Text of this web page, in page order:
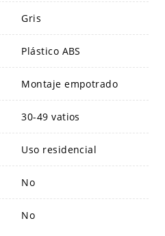
Gris
Plástico ABS
Montaje empotrado
30-49 vatios
Uso residencial
No
No